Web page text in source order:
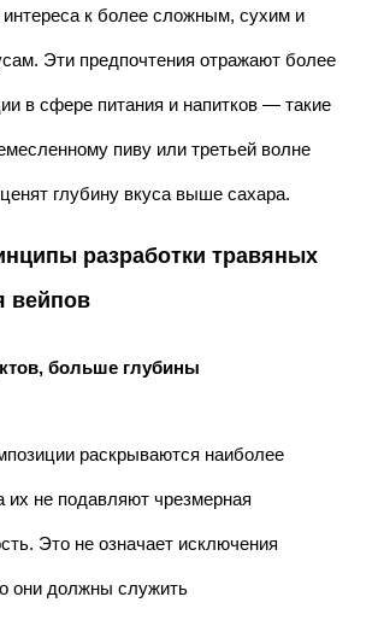
к более сложным, сухим и
Эти предпочтения отражают более
в сфере питания и напитков — такие
пиву или третьей волне
глубину вкуса выше сахара.
разработки травяных
вейпов
больше глубины
раскрываются наиболее
их не подавляют чрезмерная
Это не означает исключения
они должны служить